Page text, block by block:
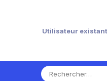
Utilisateur